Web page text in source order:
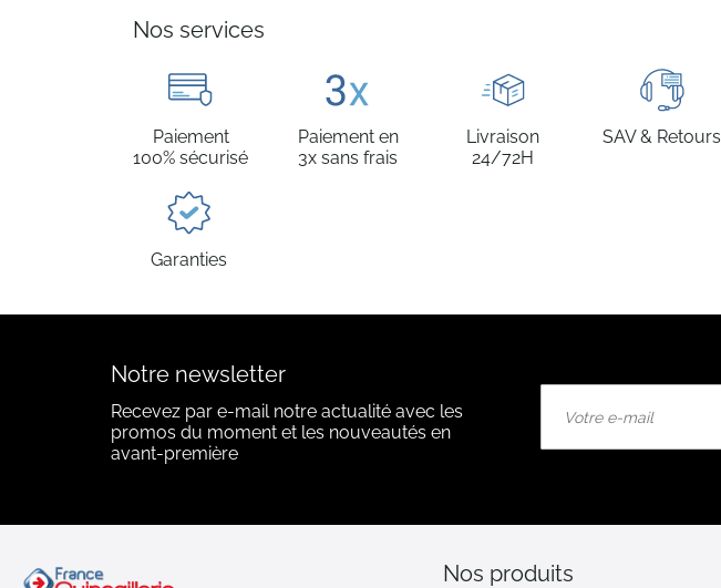
Nos services
Paiement
100% sécurisé
Paiement en
3x sans frais
Livraison
24/72H
SAV & Retours
Garanties
Notre newsletter
Recevez par e-mail notre actualité avec les
promos du moment et les nouveautés en
avant-première
notre
:
Nos produits